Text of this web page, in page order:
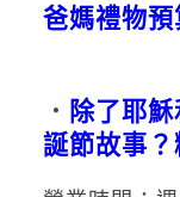
爸媽禮物
． 除了耶
誕節故事